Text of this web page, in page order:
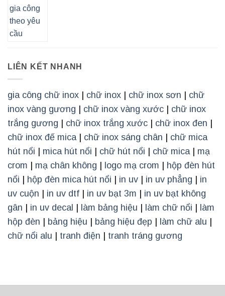
LIÊN KẾT NHANH
gia công chữ inox | chữ inox | chữ inox sơn | chữ
inox vàng gương | chữ inox vàng xước | chữ inox
trắng gương | chữ inox trắng xước | chữ inox đen |
chữ inox đế mica | chữ inox sáng chân | chữ mica
hút nổi | mica hút nổi | chữ hút nổi | chữ mica | mạ
crom | mạ chân không | logo mạ crom | hộp đèn hút
nổi | hộp đèn mica hút nổi | in uv | in uv phẳng | in
uv cuộn | in uv dtf | in uv bạt 3m | in uv bạt không
gân | in uv decal | làm bảng hiệu | làm chữ nổi | làm
hộp đèn | bảng hiệu | bảng hiệu đẹp | làm chữ alu |
chữ nổi alu | tranh điện | tranh tráng gương